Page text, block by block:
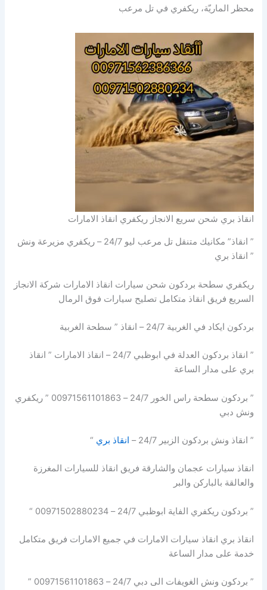
محظر الماريّة، ريكفري في تل مرعب
انقاذ بري شحن سريع الانجاز ريكفري انقاذ الامارات
” انقاذ” مكانيك متنقل تل مرعب ليو 24/7 – ريكفري مزيرعة ونش
” انقاذ بري
ريكفري سطحة بردكون شحن سيارات انقاذ الامارات شركة الانجاز
السريع فريق انقاذ متكامل تصليح سيارات فوق الرمال
بردكون ايكاد في الغربية 24/7 – انقاذ ” سطحة الغربية
” انقاذ بردكون العدلة في ابوظبي 24/7 – انقاذ الامارات ” انقاذ
بري على مدار الساعة
” بردكون سطحة راس الخور 24/7 – 00971561101863 ” ريكفري
ونش دبي
” انقاذ ونش بردكون الزبير 24/7 – انقاذ بري “
انقاذ سيارات عجمان والشارقة فريق انقاذ للسيارات المغرزة
والعالقة بالباركن والبر
” بردكون ريكفري الفاية ابوظبي 24/7 – 00971502880234 “
انقاذ بري انقاذ سيارات الامارات في جميع الامارات فريق متكامل
خدمة على مدار الساعة
” بردكون ونش الغويفات الى دبي 24/7 – 00971561101863 ”